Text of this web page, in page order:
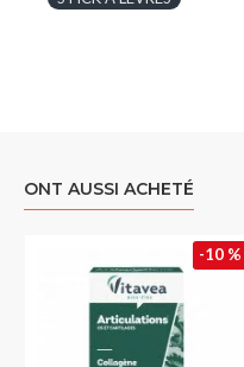
ONT AUSSI ACHETÉ
-10 %